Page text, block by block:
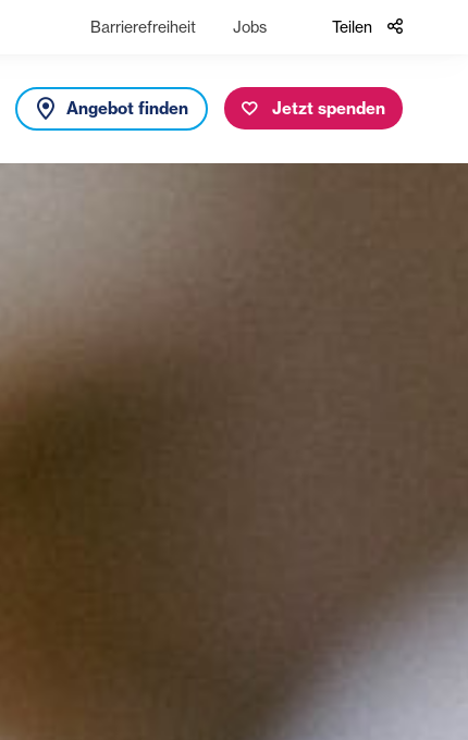
Barrierefreiheit Jobs Teilen
Angebot finden Jetzt spenden